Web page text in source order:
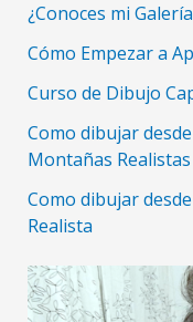
¿Conoces mi
Cómo Empezar a
Curso de Dibujo
Como dibujar
Montañas
Como dibujar
Realista